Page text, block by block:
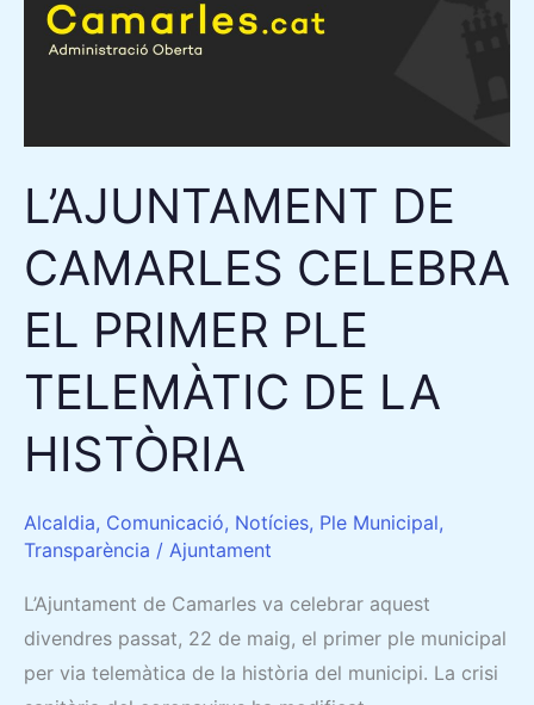
L’AJUNTAMENT DE
CAMARLES CELEBRA
EL PRIMER PLE
TELEMÀTIC DE LA
HISTÒRIA
Alcaldia, Comunicació, Notícies, Ple Municipal,
Transparència / Ajuntament
L’Ajuntament de Camarles va celebrar aquest
divendres passat, 22 de maig, el primer ple municipal
per via telemàtica de la història del municipi. La crisi
CELEBRA
DE
LA
HISTÒRIA